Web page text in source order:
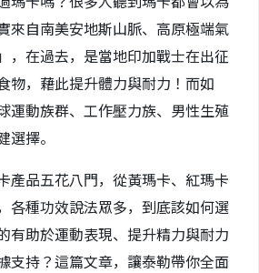
來自南美安地斯山脈、高原極端氣
，在過去，是當地印加戰士在出征
物，藉此提升體力與耐力！而如
運動族群、工作壓力族、男性生殖
擇。
產品五花八門，從黃瑪卡、紅瑪卡
各種功效說法眾多，到底該如何選
有助於運動表現、提升精力與耐力
支持？這篇文章，讓泰勒帶你全面